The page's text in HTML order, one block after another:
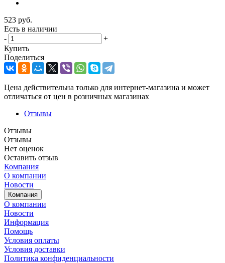
523 руб.
Есть в наличии
-
+
Купить
Поделиться
Цена действительна только для интернет-магазина и может
отличаться от цен в розничных магазинах
Отзывы
Отзывы
Отзывы
Нет оценок
Оставить отзыв
Компания
О компании
Новости
Компания
О компании
Новости
Информация
Помощь
Условия оплаты
Условия доставки
Политика конфиденциальности